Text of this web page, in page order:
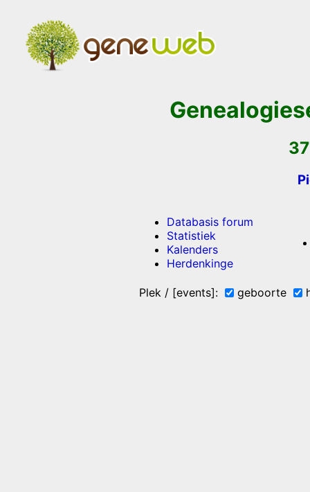
Databasis forum
Statistiek
Kalenders
Herdenkinge
Plek / [events]: geboorte